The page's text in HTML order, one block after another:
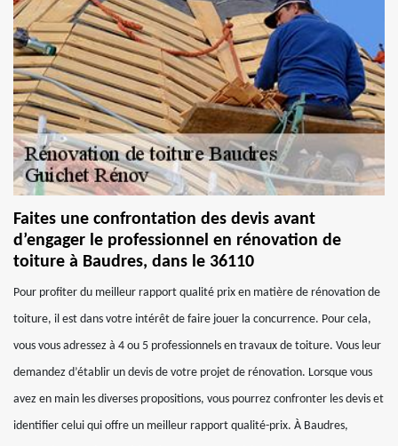
Faites une confrontation des devis avant
d’engager le professionnel en rénovation de
toiture à Baudres, dans le 36110
Pour profiter du meilleur rapport qualité prix en matière de rénovation de
toiture, il est dans votre intérêt de faire jouer la concurrence. Pour cela,
vous vous adressez à 4 ou 5 professionnels en travaux de toiture. Vous leur
demandez d’établir un devis de votre projet de rénovation. Lorsque vous
avez en main les diverses propositions, vous pourrez confronter les devis et
identifier celui qui offre un meilleur rapport qualité-prix. À Baudres,